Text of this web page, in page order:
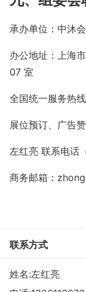
承办单位：中沐
办公地址：上海
07 室
全国统一服务热线
展位预订、广告
左红亮 联系电话
商务邮箱：
联系方式
姓名:左红亮